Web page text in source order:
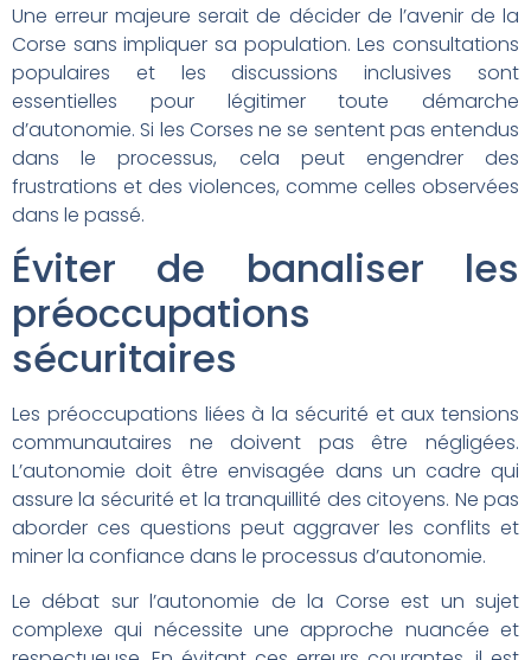
Une erreur majeure serait de décider de l’avenir de la
Corse sans impliquer sa population. Les consultations
populaires et les discussions inclusives sont
essentielles pour légitimer toute démarche
d’autonomie. Si les Corses ne se sentent pas entendus
dans le processus, cela peut engendrer des
frustrations et des violences, comme celles observées
dans le passé.
Éviter de banaliser les
préoccupations
sécuritaires
Les préoccupations liées à la sécurité et aux tensions
communautaires ne doivent pas être négligées.
L’autonomie doit être envisagée dans un cadre qui
assure la sécurité et la tranquillité des citoyens. Ne pas
aborder ces questions peut aggraver les conflits et
miner la confiance dans le processus d’autonomie.
Le débat sur l’autonomie de la Corse est un sujet
complexe qui nécessite une approche nuancée et